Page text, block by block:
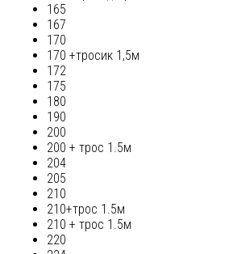
165
167
170
170 +тросик 1,5м
172
175
180
190
200
200 + трос 1.5м
204
205
210
210+трос 1.5м
210 + трос 1.5м
220